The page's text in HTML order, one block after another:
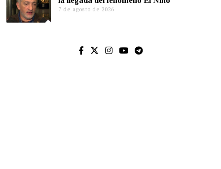
7 de agosto de 2026